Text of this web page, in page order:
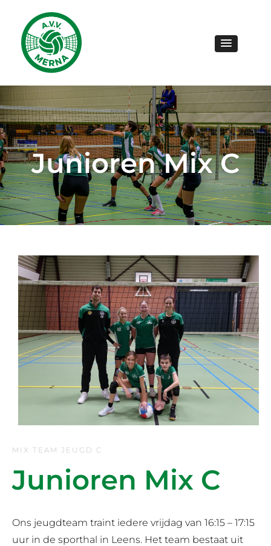
Junioren Mix C
MIX TEAM JEUGD C
Junioren Mix C
Ons jeugdteam traint iedere vrijdag van 16:15 – 17:15
uur in de sporthal in Leens. Het team bestaat uit